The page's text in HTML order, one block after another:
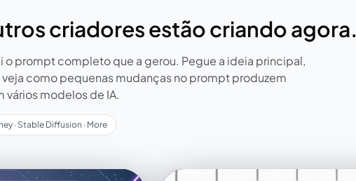
criadores estão criando agora.
o prompt completo que a gerou. Pegue a ideia principal,
como pequenas mudanças no prompt produzem
modelos de IA.
· Stable Diffusion · More